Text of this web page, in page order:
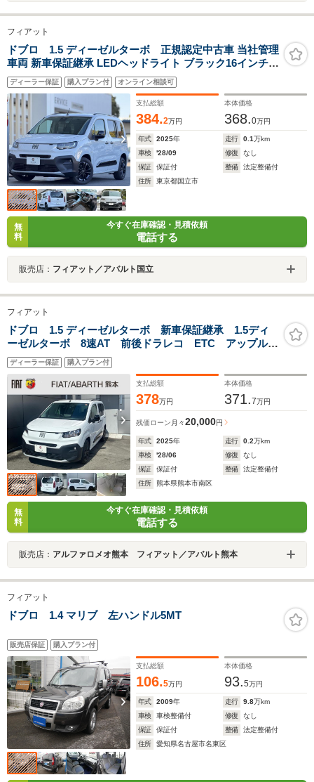
フィアット
ドブロ 1.5 ディーゼルターボ 正規認定中古車 当社管理
車両 新車保証継承 LEDヘッドライト ブラック16インチア
ルミホイール 両側スライドドア Apple Car Play/Android
Auto対応 10インチタッチスクリーン ステアリングヒータ
ー ACC LPA BSM
ディーラー保証 購入プラン付 オンライン相談可
支払総額
384.2万円
本体価格
368.0万円
年式 2025年 走行 0.1万km
車検
'28/09 修復
なし
保証
保証付 整備
法定整備付
住所
東京都国立市
無
料
今すぐ在庫確認・見積依頼
電話する
販売店： フィアット／アバルト国立
フィアット
ドブロ 1.5 ディーゼルターボ 新車保証継承 1.5ディ
ーゼルターボ 8速AT 前後ドラレコ ETC アップル・
アンドロイド対応 アダプティブクルコン 自動ハイビ
ームLED 前後ソナー後カメラ
ディーラー保証 購入プラン付
支払総額
378万円
本体価格
371.7万円
残価ローン 月々20,000円
年式 2025年 走行 0.2万km
車検
'28/06 修復
なし
保証
保証付 整備
法定整備付
住所
熊本県熊本市南区
無
料
今すぐ在庫確認・見積依頼
電話する
販売店： アルファロメオ熊本 フィアット／アバルト熊本
フィアット
ドブロ 1.4 マリブ 左ハンドル5MT
販売店保証 購入プラン付
支払総額
106.5万円
本体価格
93.5万円
年式 2009年 走行 9.8万km
車検
車検整備付 修復
なし
保証
保証付 整備
法定整備付
住所
愛知県名古屋市名東区